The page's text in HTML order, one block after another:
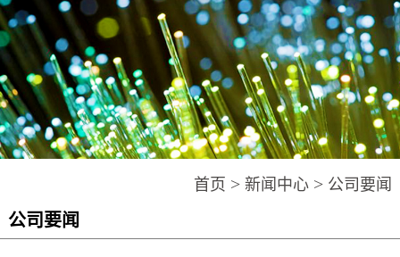
首页 >新闻中心 > 公司要闻
公司要闻